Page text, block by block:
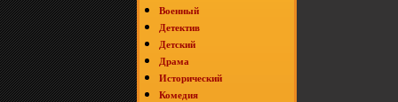
Военный
Детектив
Детский
Драма
Исторический
Комедия